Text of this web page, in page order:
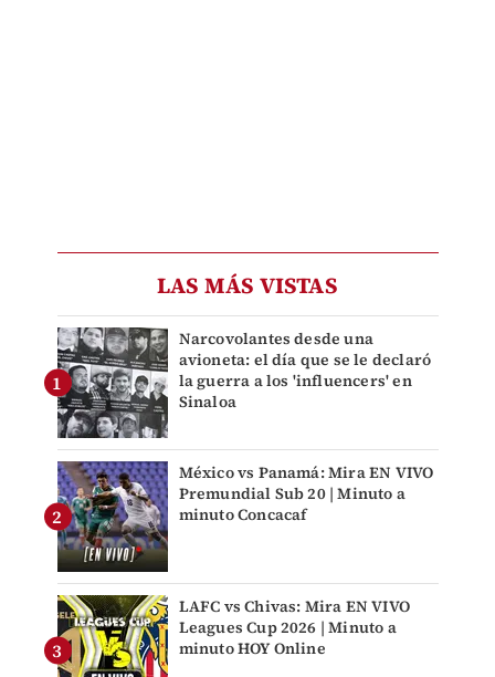
LAS MÁS VISTAS
Narcovolantes desde una
avioneta: el día que se le declaró
la guerra a los 'influencers' en
Sinaloa
México vs Panamá: Mira EN VIVO
Premundial Sub 20 | Minuto a
minuto Concacaf
LAFC vs Chivas: Mira EN VIVO
Leagues Cup 2026 | Minuto a
minuto HOY Online